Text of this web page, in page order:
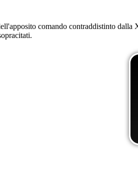
comando contraddistinto